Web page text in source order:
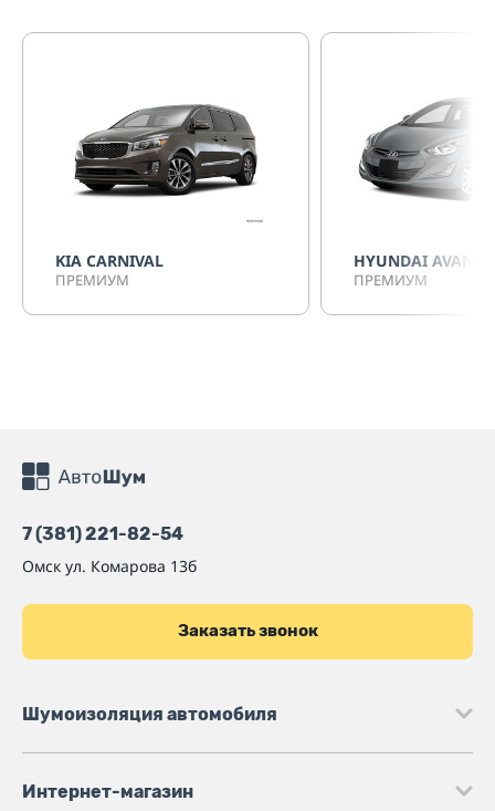
KIA CARNIVAL
ПРЕМИУМ
HYUNDAI AVANTE
ПРЕМИУМ
7 (381) 221-82-54
Омск ул. Комарова 13б
Заказать звонок
Шумоизоляция автомобиля
Интернет-магазин